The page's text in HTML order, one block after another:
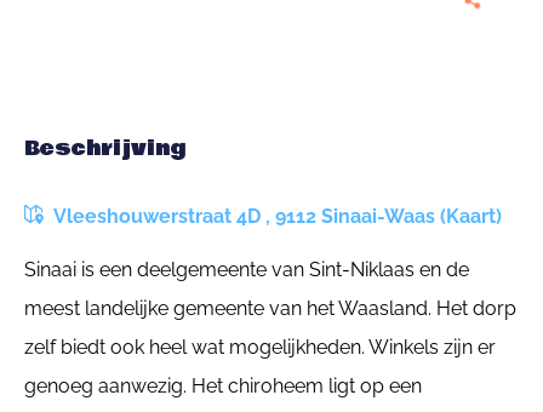
Beschrijving
Vleeshouwerstraat 4D , 9112 Sinaai-Waas (Kaart)
Sinaai is een deelgemeente van Sint-Niklaas en de
meest landelijke gemeente van het Waasland. Het dorp
zelf biedt ook heel wat mogelijkheden. Winkels zijn er
genoeg aanwezig. Het chiroheem ligt op een